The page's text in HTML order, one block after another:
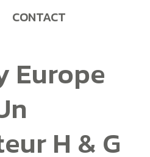
CONTACT
Europe
H & G